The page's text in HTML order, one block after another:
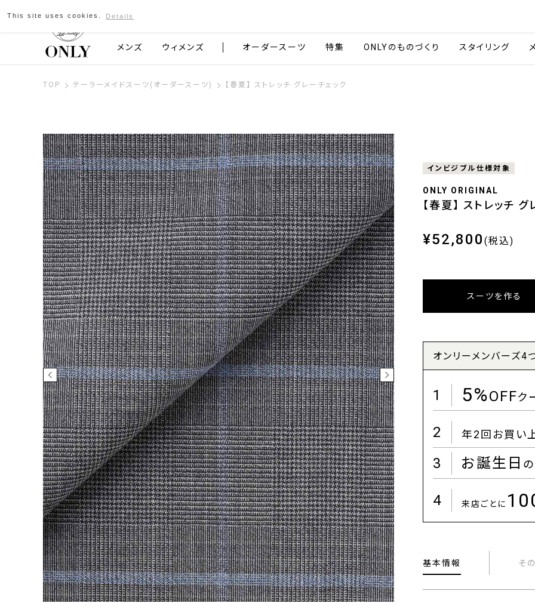
京都発のスーツブランド ONLY
メンズ ウィメンズ オーダースーツ 特集 ONLYのものづくり スタイリング
TOP テーラーメイドスーツ(オーダースーツ) 【春夏】 ストレッチ グレーチェック
インビジブル仕様対象
ONLY ORIGINAL
【春夏】 ストレッチ
¥52,800 (税込)
スーツを作る
オンリーメンバーズ4
1 5%OFFク
2 年2回お買い
3 お誕生日
4 来店ごとに
基本情報 そ
This site uses cookies. Details